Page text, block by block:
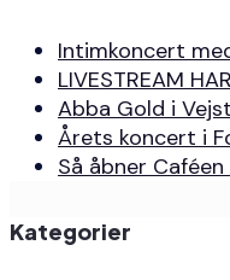
Intimkoncert
LIVESTREAM
Abba Gold i
Årets koncert i
Så åbner Caféen
Kategorier